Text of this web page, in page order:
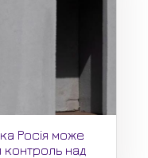
Росія може
над